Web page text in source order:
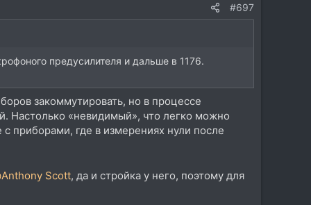
#697
предусилителя и дальше в 1176.
закоммутировать, но в процессе
Настолько «невидимый», что легко можно
приборами, где в измерениях нули после
Scott, да и стройка у него, поэтому для